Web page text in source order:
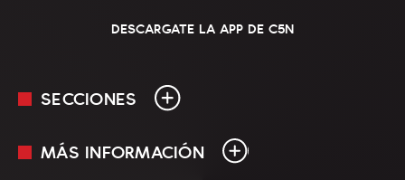
DESCARGATE LA APP DE C5N
SECCIONES
En Vivo
MÁS INFORMACIÓN